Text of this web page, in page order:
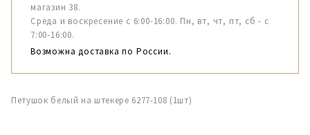
магазин 38.
Среда и воскресение с 6:00-16:00. Пн, вт, чт, пт, сб - с
7:00-16:00.
Возможна доставка по России.
Петушок белый на штекере 6277-108 (1шт)